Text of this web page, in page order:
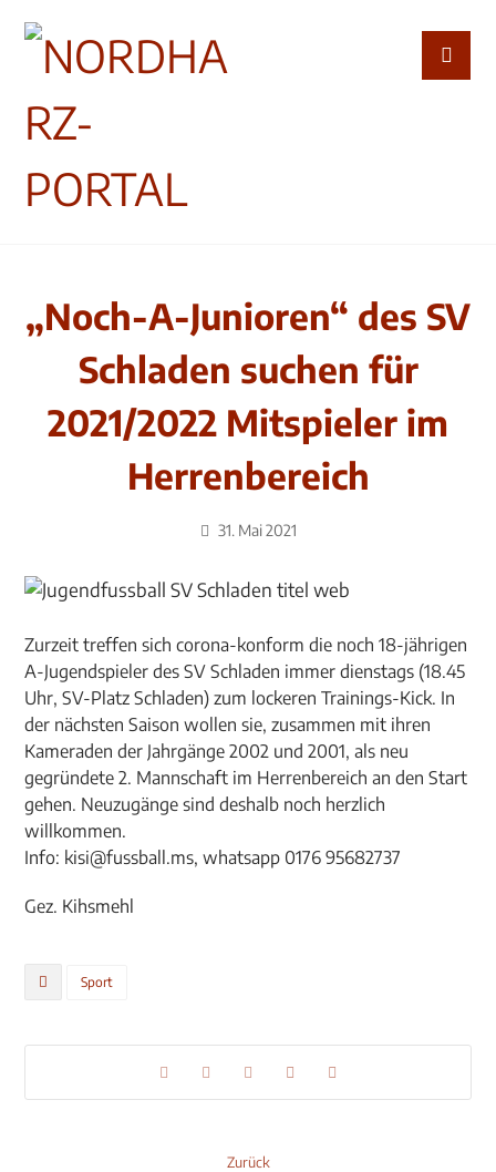
„Noch-A-Junioren“ des SV
Schladen suchen für
2021/2022 Mitspieler im
Herrenbereich
31. Mai 2021
Zurzeit treffen sich corona-konform die noch 18-jährigen
A-Jugendspieler des SV Schladen immer dienstags (18.45
Uhr, SV-Platz Schladen) zum lockeren Trainings-Kick. In
der nächsten Saison wollen sie, zusammen mit ihren
Kameraden der Jahrgänge 2002 und 2001, als neu
gegründete 2. Mannschaft im Herrenbereich an den Start
gehen. Neuzugänge sind deshalb noch herzlich
willkommen.
Info: kisi@fussball.ms, whatsapp 0176 95682737
Gez. Kihsmehl
Sport
Zurück